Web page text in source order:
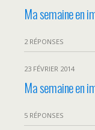
Ma semaine en
2 RÉPONSES
23 FÉVRIER 2014
Ma semaine en
5 RÉPONSES